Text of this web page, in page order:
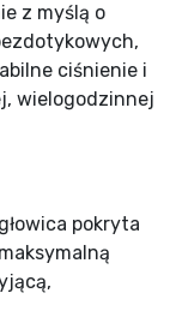
z myślą o
ciśnienie i
wielogodzinnej
pokryta